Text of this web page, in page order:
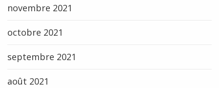
novembre 2021
octobre 2021
septembre 2021
août 2021